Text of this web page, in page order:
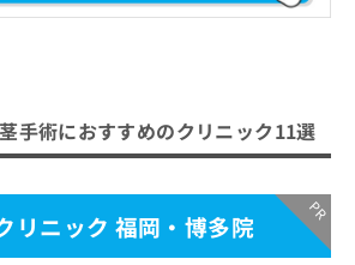
手術におすすめのクリニック11選
リニック 福岡・博多院